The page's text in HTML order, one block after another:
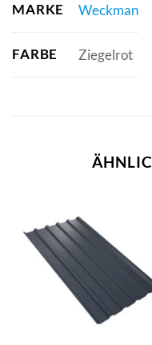
MARKE Weckman
FARBE Ziegelrot